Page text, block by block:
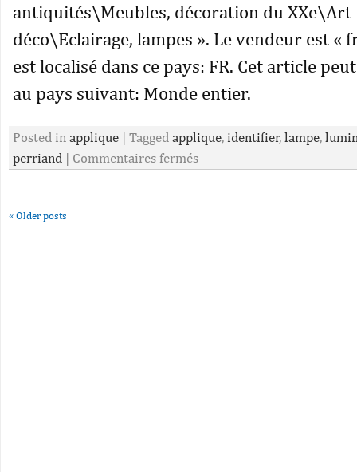
antiquités\Meubles, décoration du XXe\Art
déco\Eclairage, lampes ». Le vendeur est «
est localisé dans ce pays: FR. Cet article
au pays suivant: Monde entier.
Posted in applique | Tagged applique, identifier, lampe,
perriand | Commentaires fermés
« Older posts